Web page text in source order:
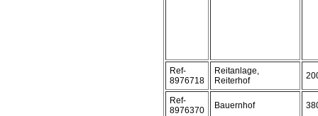
Ref-
8976718
Reitanlage,
Reiterhof
Ref-
8976370
Bauernhof